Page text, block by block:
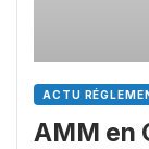
ACTU
AMM en